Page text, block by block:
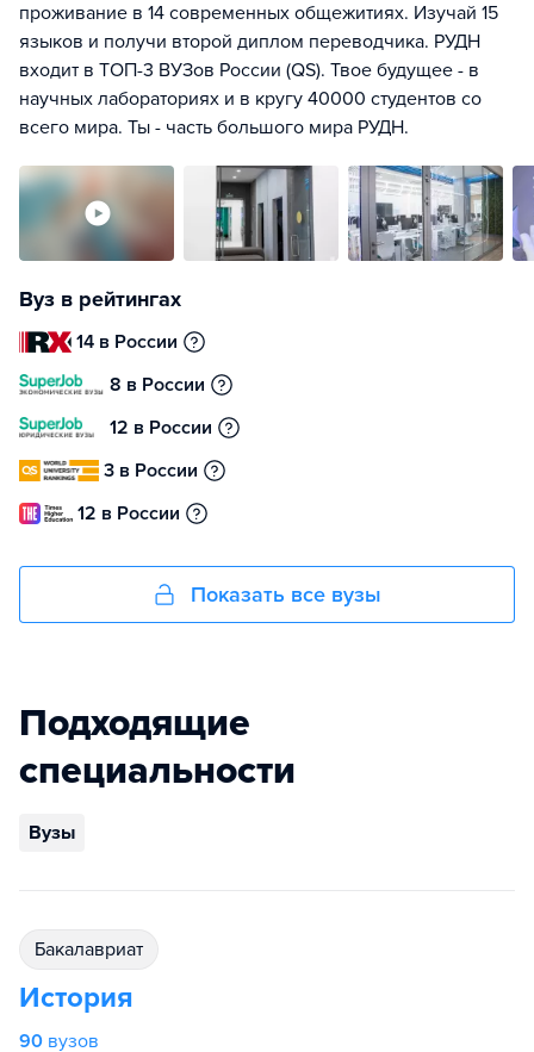
проживание в 14 современных общежитиях. Изучай 15
языков и получи второй диплом переводчика. РУДН
входит в ТОП-3 ВУЗов России (QS). Твое будущее - в
научных лабораториях и в кругу 40000 студентов со
всего мира. Ты - часть большого мира РУДН.
Вуз в рейтингах
14 в России
8 в России
12 в России
3 в России
12 в России
Показать все вузы
Подходящие
специальности
Вузы
бакалавриат
История
90 вузов